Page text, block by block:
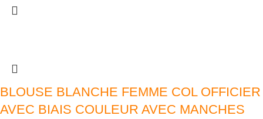
BLOUSE BLANCHE FEMME COL OFFICIER
AVEC BIAIS COULEUR AVEC MANCHES